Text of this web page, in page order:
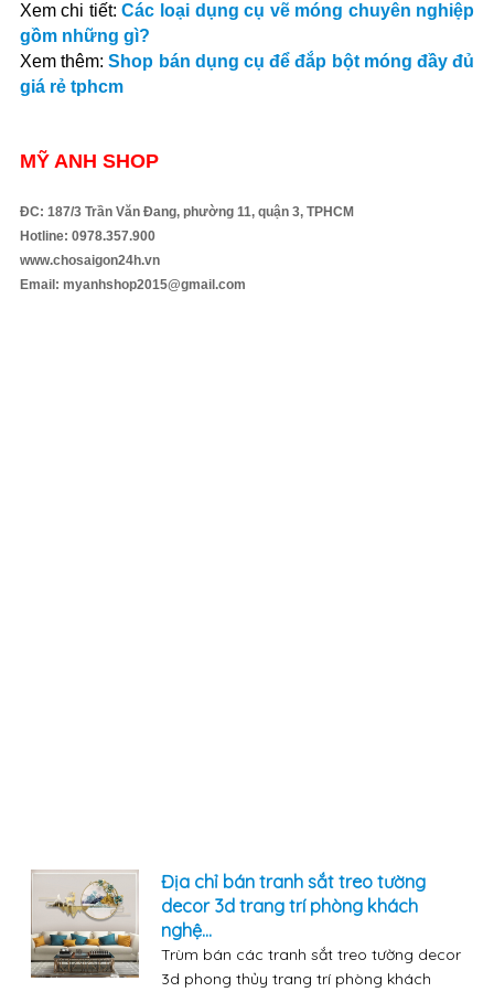
Xem chi tiết:Các loại dụng cụ vẽ móng chuyên nghiệp
gồm những gì?
Xem thêm: Shop bán dụng cụ để đắp bột móng đầy đủ
giá rẻ tphcm
MỸ ANH SHOP
ĐC: 187/3 Trần Văn Đang, phường 11, quận 3, TPHCM
Hotline: 0978.357.900
www.chosaigon24h.vn
Email: myanhshop2015@gmail.com
Địa chỉ bán tranh sắt treo tường
decor 3d trang trí phòng khách
nghệ...
Trùm bán các tranh sắt treo tường decor
3d phong thủy trang trí phòng khách